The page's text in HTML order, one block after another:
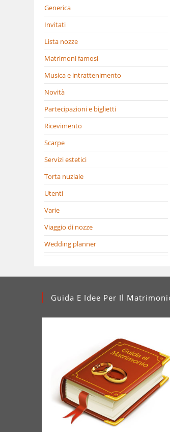
Generica
Invitati
Lista nozze
Matrimoni famosi
Musica e intrattenimento
Novità
Partecipazioni e biglietti
Ricevimento
Scarpe
Servizi estetici
Torta nuziale
Utenti
Varie
Viaggio di nozze
Wedding planner
Guida E Idee Per Il